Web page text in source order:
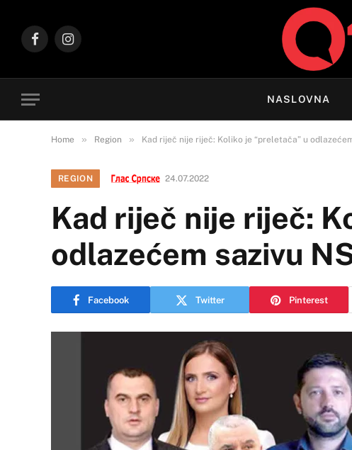
FacebookInstagram
NASLOVNA
Home » Region » Kad riječ nije riječ: Koliko je “preletača” u
REGION 24.07.2022
Kad riječ nije riječ:
odlazećem sazivu
Facebook Twitter Pinterest